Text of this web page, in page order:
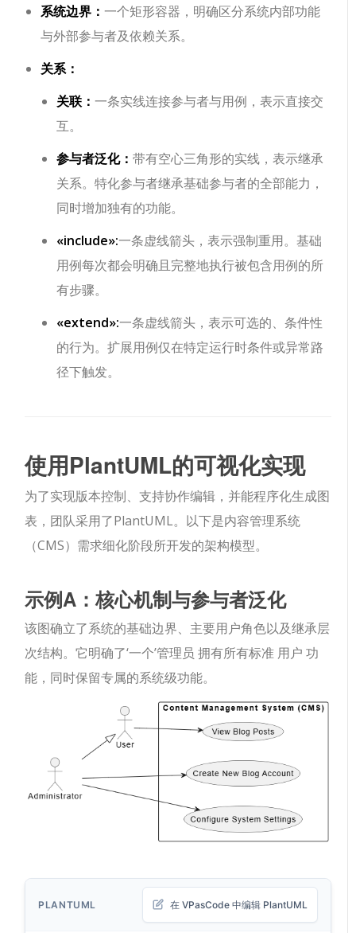
系统边界：一个矩形容器，明确区分系统内部功能
与外部参与者及依赖关系。
关系：
关联：一条实线连接参与者与用例，表示直接交
互。
参与者泛化：带有空心三角形的实线，表示继承
关系。特化参与者继承基础参与者的全部能力，
同时增加独有的功能。
«include»:一条虚线箭头，表示强制重用。基础
用例每次都会明确且完整地执行被包含用例的所
有步骤。
«extend»:一条虚线箭头，表示可选的、条件性
的行为。扩展用例仅在特定运行时条件或异常路
径下触发。
使用PlantUML的可视化实现
为了实现版本控制、支持协作编辑，并能程序化生成图
表，团队采用了PlantUML。以下是内容管理系统
（CMS）需求细化阶段所开发的架构模型。
示例A：核心机制与参与者泛化
该图确立了系统的基础边界、主要用户角色以及继承层
次结构。它明确了‘一个’管理员 拥有所有标准 用户 功
能，同时保留专属的系统级功能。
PLANTUML 在 VPasCode 中编辑 PlantUML